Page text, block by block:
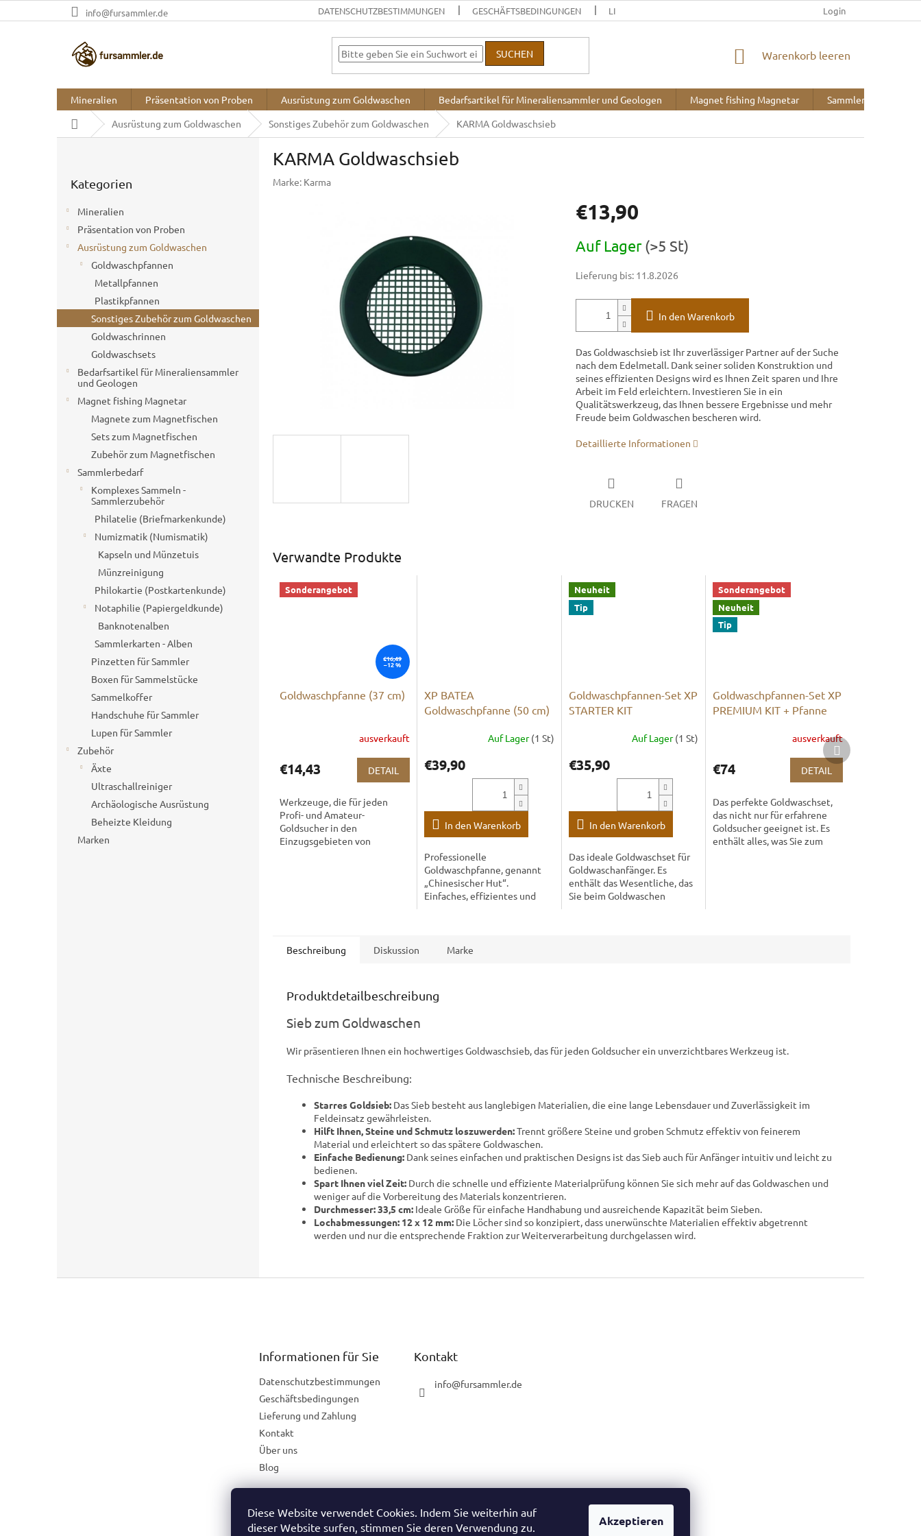
Diese Website verwendet Cookies. Indem Sie weiterhin auf
dieser Website surfen, stimmen Sie deren Verwendung zu.
Akzeptieren
Inhalt
info@fursammler.de DATENSCHUTZBESTIMMUNGEN GESCHÄFTSBEDINGUNGEN LIEFERUNG UND ZAHLUNG ÜBER UNS
Login
SUCHEN WARENKORB
Warenkorb leeren
Mineralien Präsentation von Proben Ausrüstung zum Goldwaschen Bedarfsartikel für Mineraliensammler und Geologen Magnet fishing Magnetar
Sammlerbedarf
StartseiteAusrüstung zum Goldwaschen Sonstiges Zubehör zum Goldwaschen KARMA Goldwaschsieb
e
überspringen
Kategorien
Mineralien
Präsentation von Proben
Ausrüstung zum Goldwaschen
Goldwaschpfannen
Metallpfannen
Plastikpfannen
Sonstiges Zubehör zum Goldwaschen
Goldwaschrinnen
Goldwaschsets
Bedarfsartikel für Mineraliensammler
und Geologen
Magnet fishing Magnetar
Magnete zum Magnetfischen
Sets zum Magnetfischen
Zubehör zum Magnetfischen
Sammlerbedarf
Komplexes Sammeln -
Sammlerzubehör
Philatelie (Briefmarkenkunde)
Numizmatik (Numismatik)
Kapseln und Münzetuis
Münzreinigung
Philokartie (Postkartenkunde)
Notaphilie (Papiergeldkunde)
Banknotenalben
Sammlerkarten - Alben
Pinzetten für Sammler
Boxen für Sammelstücke
Sammelkoffer
Handschuhe für Sammler
Lupen für Sammler
Zubehör
Äxte
Ultraschallreiniger
Archäologische Ausrüstung
Beheizte Kleidung
Marken
KARMA Goldwaschsieb
Marke: Karma
€13,90
Auf Lager(>5 St)
Lieferung bis: 11.8.2026
In den Warenkorb
Das Goldwaschsieb ist Ihr zuverlässiger Partner auf der Suche
nach dem Edelmetall. Dank seiner soliden Konstruktion und
seines effizienten Designs wird es Ihnen Zeit sparen und Ihre
Arbeit im Feld erleichtern. Investieren Sie in ein
Qualitätswerkzeug, das Ihnen bessere Ergebnisse und mehr
Freude beim Goldwaschen bescheren wird.
Detaillierte Informationen
DRUCKEN FRAGEN
Verwandte Produkte
Sonderangebot
€16,49
–12 %
Goldwaschpfanne (37 cm)
ausverkauft
€14,43 DETAIL
Werkzeuge, die für jeden
Profi- und Amateur-
Goldsucher in den
Einzugsgebieten von
XP BATEA
Goldwaschpfanne (50 cm)
Auf Lager(1 St)
€39,90
In den Warenkorb
Professionelle
Goldwaschpfanne, genannt
„Chinesischer Hut“.
Einfaches, effizientes und
Neuheit
Tip
Goldwaschpfannen-Set XP
STARTER KIT
Auf Lager(1 St)
€35,90
In den Warenkorb
Das ideale Goldwaschset für
Goldwaschanfänger. Es
enthält das Wesentliche, das
Sie beim Goldwaschen
Sonderangebot
Neuheit
Tip
Goldwaschpfannen-Set XP
PREMIUM KIT + Pfanne
ausverkauft
€74 DETAIL
Das perfekte Goldwaschset,
das nicht nur für erfahrene
Goldsucher geeignet ist. Es
enthält alles, was Sie zum
Nächstes
Produkt
Beschreibung Diskussion Marke
Produktdetailbeschreibung
Sieb zum Goldwaschen
Wir präsentieren Ihnen ein hochwertiges Goldwaschsieb, das für jeden Goldsucher ein unverzichtbares Werkzeug ist.
Technische Beschreibung:
Starres Goldsieb: Das Sieb besteht aus langlebigen Materialien, die eine lange Lebensdauer und Zuverlässigkeit im
Feldeinsatz gewährleisten.
Hilft Ihnen, Steine ​​und Schmutz loszuwerden:Trennt größere Steine ​​und groben Schmutz effektiv von feinerem
Material und erleichtert so das spätere Goldwaschen.
Einfache Bedienung: Dank seines einfachen und praktischen Designs ist das Sieb auch für Anfänger intuitiv und leicht zu
bedienen.
Spart Ihnen viel Zeit: Durch die schnelle und effiziente Materialprüfung können Sie sich mehr auf das Goldwaschen und
weniger auf die Vorbereitung des Materials konzentrieren.
Durchmesser: 33,5 cm: Ideale Größe für einfache Handhabung und ausreichende Kapazität beim Sieben.
Lochabmessungen: 12 x 12 mm: Die Löcher sind so konzipiert, dass unerwünschte Materialien effektiv abgetrennt
werden und nur die entsprechende Fraktion zur Weiterverarbeitung durchgelassen wird.
Informationen für Sie
Datenschutzbestimmungen
Geschäftsbedingungen
Lieferung und Zahlung
Kontakt
Über uns
Blog
Kontakt
info@fursammler.de
Österreichische Website Tschechische Website Slowakische Website Ungarische Website